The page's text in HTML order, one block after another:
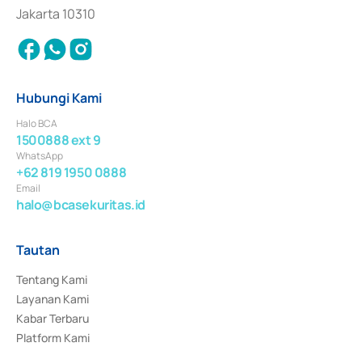
Jakarta 10310
Hubungi Kami
Halo BCA
1500888 ext 9
WhatsApp
+62 819 1950 0888
Email
halo@bcasekuritas.id
Tautan
Tentang Kami
Layanan Kami
Kabar Terbaru
Platform Kami